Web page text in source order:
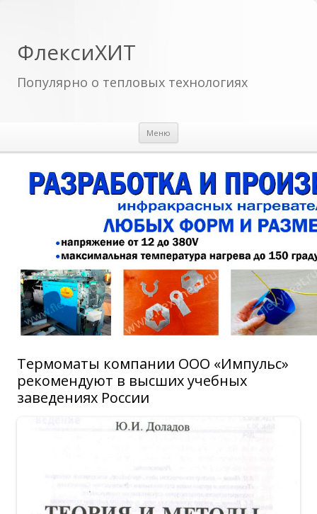
ФлексиХИТ
Популярно о тепловых технологиях
Меню
Термоматы компании ООО «Импульс»
рекомендуют в высших учебных
заведениях России